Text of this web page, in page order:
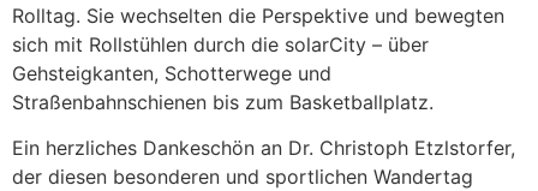
Rolltag. Sie wechselten die Perspektive und bewegten
sich mit Rollstühlen durch die solarCity – über
Gehsteigkanten, Schotterwege und
Straßenbahnschienen bis zum Basketballplatz.
Ein herzliches Dankeschön an Dr. Christoph Etzlstorfer,
der diesen besonderen und sportlichen Wandertag